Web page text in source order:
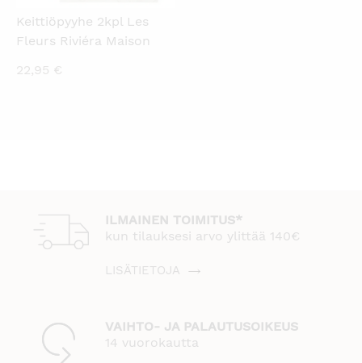
Keittiöpyyhe 2kpl Les
Fleurs Riviéra Maison
22,95 €
ILMAINEN TOIMITUS*
kun tilauksesi arvo ylittää 140€
LISÄTIETOJA
VAIHTO- JA PALAUTUSOIKEUS
14 vuorokautta